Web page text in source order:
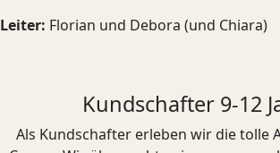
Leiter: Florian und Debora (und Chiara)
Kundschafter 9-12
Als Kundschafter erleben wir die tolle